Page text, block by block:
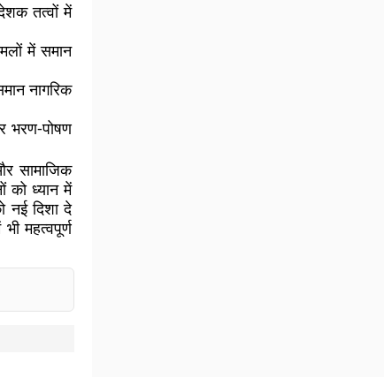
तत्वों में
में समान
नागरिक
भरण-पोषण
सामाजिक
को ध्यान में
नई दिशा दे
महत्वपूर्ण